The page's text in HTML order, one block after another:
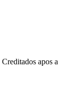
Creditados apos a